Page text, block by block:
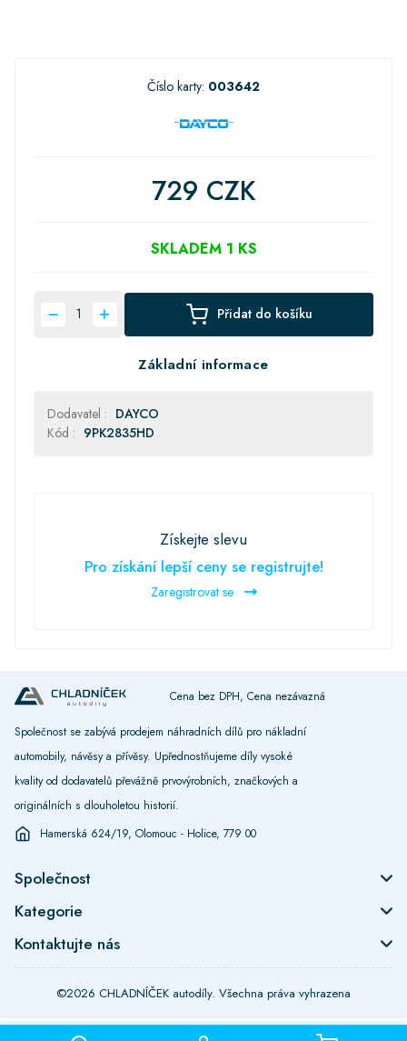
Číslo karty: 003642
729 CZK
SKLADEM 1 KS
Přidat do košíku
Základní informace
Dodavatel : DAYCO
Kód : 9PK2835HD
Získejte slevu
Pro získání lepší ceny se registrujte!
Zaregistrovat se
Cena bez DPH, Cena nezávazná
Společnost se zabývá prodejem náhradních dílů pro nákladní
automobily, návěsy a přívěsy. Upřednostňujeme díly vysoké
kvality od dodavatelů převážně prvovýrobních, značkových a
originálních s dlouholetou historií.
Hamerská 624/19, Olomouc - Holice, 779 00
Společnost
Kategorie
Kontaktujte nás
©2026 CHLADNÍČEK autodíly. Všechna práva vyhrazena